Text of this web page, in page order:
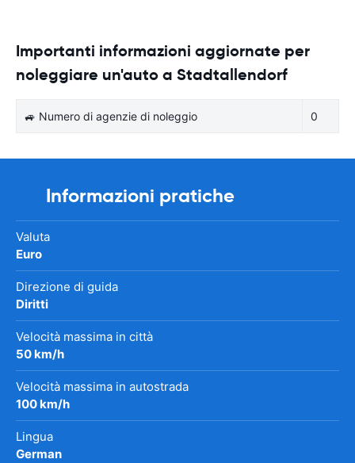
Importanti informazioni aggiornate per
noleggiare un'auto a Stadtallendorf
🚙 Numero di agenzie di noleggio 0
Informazioni pratiche
Valuta
Euro
Direzione di guida
Diritti
Velocità massima in città
50 km/h
Velocità massima in autostrada
100 km/h
Lingua
German